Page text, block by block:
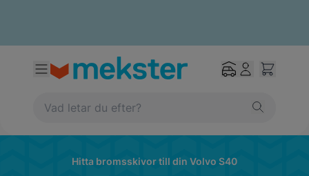
Hitta bromsskivor till din Volvo S40